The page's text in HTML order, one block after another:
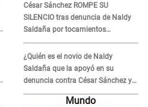
pareja
César Sánchez ROMPE SU
SILENCIO tras denuncia de Naldy
Saldaña por tocamientos
indebidos: "Pido respetar la
presunción de inocencia"
¿Quién es el novio de Naldy
Saldaña que la apoyó en su
denuncia contra César Sánchez y
confrontó al dueño de 'La Bella
Mundo